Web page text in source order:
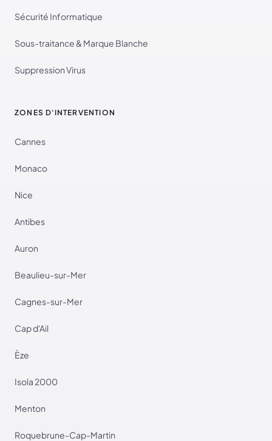
Sécurité Informatique
Sous-traitance & Marque Blanche
Suppression Virus
ZONES D'INTERVENTION
Cannes
Monaco
Nice
Antibes
Auron
Beaulieu-sur-Mer
Cagnes-sur-Mer
Cap d'Ail
Èze
Isola 2000
Menton
Roquebrune-Cap-Martin